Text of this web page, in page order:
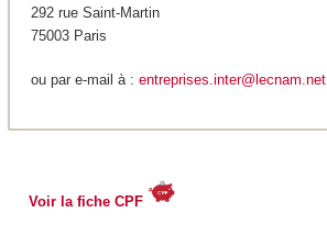
292 rue Saint-Martin
75003 Paris
ou par e-mail à : entreprises.inter@lecnam.net
Voir la fiche CPF